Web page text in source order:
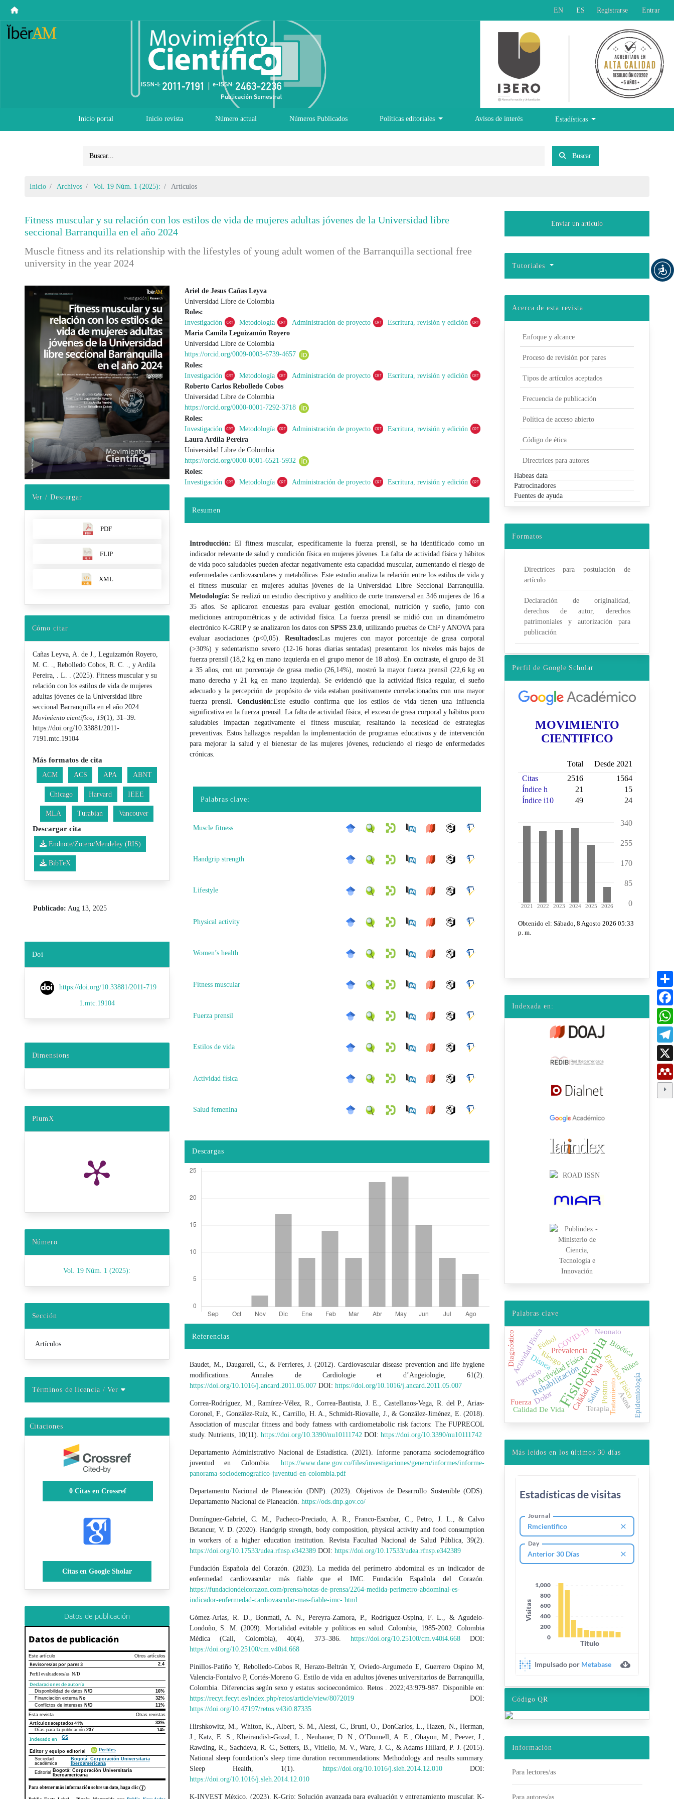
EN ES Registrarse Entrar
Inicio portal Inicio revista Número actual Números Publicados Políticas editoriales Avisos de interés Estadísticas
Buscar
Inicio Archivos Vol. 19 Núm. 1 (2025): Artículos
Fitness muscular y su relación con los estilos de vida de mujeres adultas jóvenes de la Universidad libre
seccional Barranquilla en el año 2024
Muscle fitness and its relationship with the lifestyles of young adult women of the Barranquilla sectional free
university in the year 2024
Barra lateral del artículo
Ver / Descargar
PDF
FLIP
XML
Cómo citar
Cañas Leyva, A. de J., Leguizamón Royero,
M. C. ., Rebolledo Cobos, R. C. ., y Ardila
Pereira, . L. . (2025). Fitness muscular y su
relación con los estilos de vida de mujeres
adultas jóvenes de la Universidad libre
seccional Barranquilla en el año 2024.
Movimiento científico
19(1), 31–39.
https://doi.org/10.33881/2011-
7191.mtc.19104
Más formatos de cita
ACM ACS APA ABNT
Chicago Harvard IEEE
MLA Turabian Vancouver
Descargar cita
Endnote/Zotero/Mendeley (RIS)
BibTeX
Publicado: Aug 13, 2025
Doi
https://doi.org/10.33881/2011-719
1.mtc.19104
Dimensions
PlumX
Número
Vol. 19 Núm. 1 (2025):
Sección
Artículos
Términos de licencia / Ver
Citaciones
0Citas en Crossref
Citas en Google Sholar
Datos de publicación
Datos de publicación
Este artículo Otros artículos
Revisores/as por pares3
2.4
Perfil evaluadores/as N/D
Declaraciones de autoría
Declaraciones de autoríaEste artículo
Disponibilidad de datos N/D
16%
Financiación externa No
32%
Conflictos de intereses N/D
11%
Esta revista
Otras revistas
Artículos aceptados41%
33%
Días para la publicación 237 145
Indexado en GS
Editor y equipo editorial
Perfiles
Sociedad
académica
Bogotá: Corporación Universitaria
Iberoamericana
Editorial
Bogotá: Corporación Universitaria
Iberoamericana
Para obtener más información sobre un dato, haga clic
Contenido principal del artículo
Ariel de Jesus Cañas Leyva
Universidad Libre de Colombia
Roles:
Investigación
Metodología Administración de proyecto
Escritura, revisión y edición
Maria Camila Leguizamón Royero
Universidad Libre de Colombia
https://orcid.org/0009-0003-6739-4657
Roles:
Investigación
Metodología Administración de proyecto
Escritura, revisión y edición
Roberto Carlos Rebolledo Cobos
Universidad Libre de Colombia
https://orcid.org/0000-0001-7292-3718
Roles:
Investigación
Metodología Administración de proyecto
Escritura, revisión y edición
Laura Ardila Pereira
Universidad Libre de Colombia
https://orcid.org/0000-0001-6521-5932
Roles:
Investigación
Metodología Administración de proyecto Escritura, revisión y edición
Resumen
Introducción: El fitness muscular, específicamente la fuerza prensil, se ha identificado como un
indicador relevante de salud y condición física en mujeres jóvenes. La falta de actividad física y hábitos
de vida poco saludables pueden afectar negativamente esta capacidad muscular, aumentando el riesgo de
enfermedades cardiovasculares y metabólicas. Este estudio analiza la relación entre los estilos de vida y
el fitness muscular en mujeres adultas jóvenes de la Universidad Libre Seccional Barranquilla.
Metodología: Se realizó un estudio descriptivo y analítico de corte transversal en 346 mujeres de 16 a
35 años. Se aplicaron encuestas para evaluar gestión emocional, nutrición y sueño, junto con
mediciones antropométricas y de actividad física. La fuerza prensil se midió con un dinamómetro
electrónico K-GRIP y se analizaron los datos con SPSS 23.0 , utilizando pruebas de Chi² y ANOVA para
evaluar asociaciones (p<0,05). Resultados:Las mujeres con mayor porcentaje de grasa corporal
(>30%) y sedentarismo severo (12-16 horas diarias sentadas) presentaron los niveles más bajos de
fuerza prensil (18,2 kg en mano izquierda en el grupo menor de 18 años). En contraste, el grupo de 31
a 35 años, con un porcentaje de grasa medio (26,14%), mostró la mayor fuerza prensil (22,6 kg en
mano derecha y 21 kg en mano izquierda). Se evidenció que la actividad física regular, el sueño
adecuado y la percepción de propósito de vida estaban positivamente correlacionados con una mayor
fuerza prensil. Conclusión:Este estudio confirma que los estilos de vida tienen una influencia
significativa en la fuerza prensil. La falta de actividad física, el exceso de grasa corporal y hábitos poco
saludables impactan negativamente el fitness muscular, resaltando la necesidad de estrategias
preventivas. Estos hallazgos respaldan la implementación de programas educativos y de intervención
para mejorar la salud y el bienestar de las mujeres jóvenes, reduciendo el riesgo de enfermedades
crónicas.
Palabras clave:
Muscle fitness
Handgrip strength
Lifestyle
Physical activity
Women’s health
Fitness muscular
Fuerza prensil
Estilos de vida
Actividad física
Salud femenina
Descargas
Referencias
Baudet, M., Daugareil, C., & Ferrieres, J. (2012). Cardiovascular disease prevention and life hygiene
modifications. Annales de Cardiologie et d’Angeiologie, 61(2).
https://doi.org/10.1016/j.ancard.2011.05.007DOI: https://doi.org/10.1016/j.ancard.2011.05.007
Correa-Rodríguez, M., Ramírez-Vélez, R., Correa-Bautista, J. E., Castellanos-Vega, R. del P., Arias-
Coronel, F., González-Ruíz, K., Carrillo, H. A., Schmidt-Riovalle, J., & González-Jiménez, E. (2018).
Association of muscular fitness and body fatness with cardiometabolic risk factors: The FUPRECOL
study. Nutrients, 10(11). https://doi.org/10.3390/nu10111742DOI: https://doi.org/10.3390/nu10111742
Departamento Administrativo Nacional de Estadística. (2021). Informe panorama sociodemográfico
juventud en Colombia.https://www.dane.gov.co/files/investigaciones/genero/informes/informe-
panorama-sociodemografico-juventud-en-colombia.pdf
Departamento Nacional de Planeación (DNP). (2023). Objetivos de Desarrollo Sostenible (ODS).
Departamento Nacional de Planeación. https://ods.dnp.gov.co/
Domínguez-Gabriel, C. M., Pacheco-Preciado, A. R., Franco-Escobar, C., Petro, J. L., & Calvo
Betancur, V. D. (2020). Handgrip strength, body composition, physical activity and food consumption
in workers of a higher education institution. Revista Facultad Nacional de Salud Pública, 39(2).
https://doi.org/10.17533/udea.rfnsp.e342389DOI: https://doi.org/10.17533/udea.rfnsp.e342389
Fundación Española del Corazón. (2023). La medida del perímetro abdominal es un indicador de
enfermedad cardiovascular más fiable que el IMC. Fundación Española del Corazón.
https://fundaciondelcorazon.com/prensa/notas-de-prensa/2264-medida-perimetro-abdominal-es-
indicador-enfermedad-cardiovascular-mas-fiable-imc-.html
Gómez-Arias, R. D., Bonmati, A. N., Pereyra-Zamora, P., Rodríguez-Ospina, F. L., & Agudelo-
Londoño, S. M. (2009). Mortalidad evitable y políticas en salud. Colombia, 1985-2002. Colombia
Médica (Cali, Colombia), 40(4), 373–386. https://doi.org/10.25100/cm.v40i4.668DOI:
https://doi.org/10.25100/cm.v40i4.668
Pinillos-Patiño Y, Rebolledo-Cobos R, Herazo-Beltrán Y, Oviedo-Argumedo E, Guerrero Ospino M,
Valencia-Fontalvo P, Cortés-Moreno G. Estilo de vida en adultos jóvenes universitarios de Barranquilla,
Colombia. Diferencias según sexo y estatus socioeconómico. Retos . 2022;43:979-987. Disponible en:
https://recyt.fecyt.es/index.php/retos/article/view/8072019DOI:
https://doi.org/10.47197/retos.v43i0.87335
Hirshkowitz, M., Whiton, K., Albert, S. M., Alessi, C., Bruni, O., DonCarlos, L., Hazen, N., Herman,
J., Katz, E. S., Kheirandish-Gozal, L., Neubauer, D. N., O’Donnell, A. E., Ohayon, M., Peever, J.,
Rawding, R., Sachdeva, R. C., Setters, B., Vitiello, M. V., Ware, J. C., & Adams Hillard, P. J. (2015).
National sleep foundation’s sleep time duration recommendations: Methodology and results summary.
Sleep Health, 1(1).https://doi.org/10.1016/j.sleh.2014.12.010 DOI:
https://doi.org/10.1016/j.sleh.2014.12.010
K-INVEST México. (2023). K-Grip: Solución avanzada para evaluación y entrenamiento muscular. K-
Enviar un artículo
Tutoriales
Acerca de esta revista
Enfoque y alcance
Proceso de revisión por pares
Tipos de artículos aceptados
Frecuencia de publicación
Política de acceso abierto
Código de ética
Directrices para autores
Habeas data
Patrocinadores
Fuentes de ayuda
Formatos
Directrices para postulación de
artículo
Declaración de originalidad,
derechos de autor, derechos
patrimoniales y autorización para
publicación
Perfil de Google Scholar
Indexada en:
Palabras clave
Fisioterapia
Rehabilitación
Actividad Física
Dolor Ejercicio Físico
Calidad De Vida
Prevalencia
Disnea
Postura
Niños
Calidad De Vida
Ejercicio
Actividad Física COVID-19
Epidemiología
Bioética
Tratamiento
Fuerza
Neonato
Salud
Diagnóstico Fútbol
Riesgo
Asma
Terapia
Más leídos en los últimos 30 días
Código QR
Información
Para lectores/as
Para autores/as